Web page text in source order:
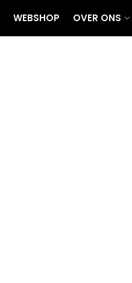
WEBSHOP OVER ONS